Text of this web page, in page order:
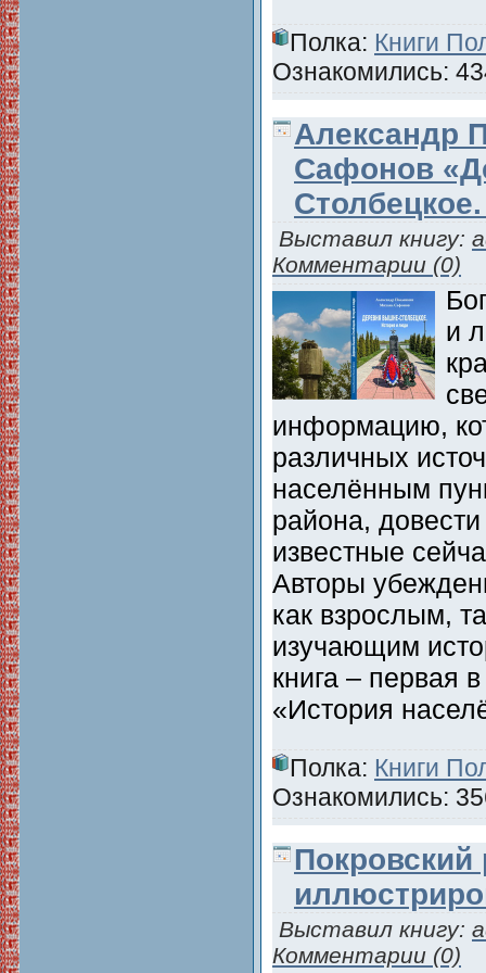
Полка: Книги
Ознакомились:
Александр
Сафонов
Выставил книгу:
Комментарии (0)
и
информацию,
различных
населённым
района,
известные
Авторы
как взрослым,
изучающим
книга – первая
«История
Полка: Книги
Ознакомились:
Покровский
Выставил книгу:
Комментарии (0)